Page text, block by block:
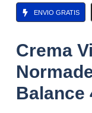
ENVIO GRATIS
Crema
Balance